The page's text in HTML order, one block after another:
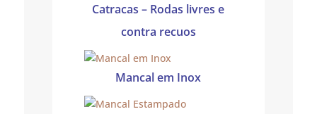
Catracas – Rodas livres e
contra recuos
Mancal em Inox